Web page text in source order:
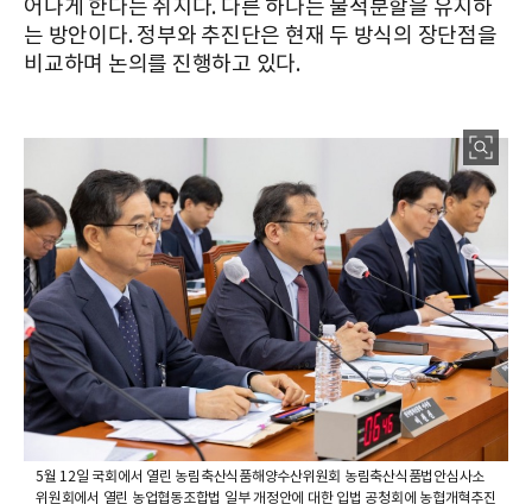
어나게 한다는 취지다. 다른 하나는 물적분할을 유지하
는 방안이다. 정부와 추진단은 현재 두 방식의 장단점을
비교하며 논의를 진행하고 있다.
5월 12일 국회에서 열린 농림축산식품해양수산위원회 농림축산식품법안심사소
위원회에서 열린 농업협동조합법 일부 개정안에 대한 입법 공청회에 농협개혁추진